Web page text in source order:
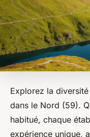
Explorez la
dans le Nord (59).
habitué, chaque
expérience unique,